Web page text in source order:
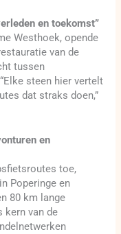
en toekomst”
Westhoek, opende
van de
tussen
steen hier vertelt
dat straks doen,”
en
toe,
Poperinge en
80 km lange
kern van de